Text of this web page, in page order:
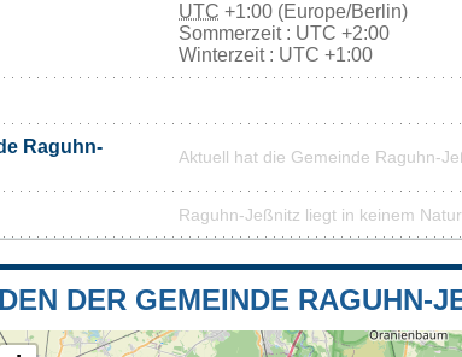
UTC +1:00 (Europe/Berlin)
Sommerzeit : UTC +2:00
Winterzeit : UTC +1:00
Raguhn-
Aktuell hat die Gemeinde Raguhn-
Raguhn-Jeßnitz liegt in keinem
DER GEMEINDE RAGUHN-